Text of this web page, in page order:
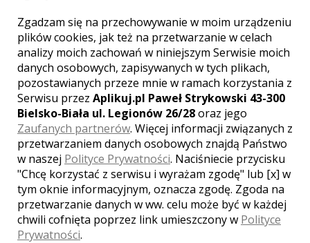
KRAKÓW
LOKALE WESELNE Z MIASTAGROŃ
WYNIKÓW:
Zgadzam się na przechowywanie w moim urządzeniu
plików cookies, jak też na przetwarzanie w celach
analizy moich zachowań w niniejszym Serwisie moich
danych osobowych, zapisywanych w tych plikach,
pozostawianych przeze mnie w ramach korzystania z
Serwisu przez Aplikuj.pl Paweł Strykowski 43-300
Bielsko-Biała ul. Legionów 26/28oraz jego
Zaufanych partnerów. Więcej informacji związanych z
przetwarzaniem danych osobowych znajdą Państwo
w naszej Polityce Prywatności. Naciśniecie przycisku
"Chcę korzystać z serwisu i wyrażam zgodę" lub [x] w
tym oknie informacyjnym, oznacza zgodę. Zgoda na
przetwarzanie danych w ww. celu może być w każdej
chwili cofnięta poprzez link umieszczony w Polityce
Prywatności.